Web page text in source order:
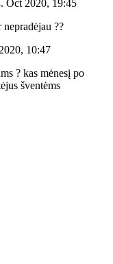
Oct 2020, 19:45
??
10:47
? kas mėnesį po
šventėms